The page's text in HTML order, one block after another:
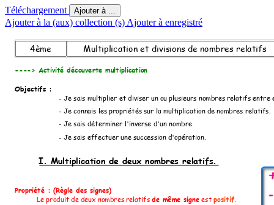
Téléchargement Ajouter à ...
Ajouter à la (aux) collection (s) Ajouter à enregistré
4ème Multiplication et divisions de nombres relatifs
----> Activité découverte multiplication
Objectifs :
- Je sais multiplier et diviser un ou plusieurs nombres relatifs entre
- Je connais les propriétés sur la multiplication de nombres relatifs.
- Je sais déterminer l'inverse d'un nombre.
- Je sais effectuer une succession d'opération.
I. Multiplication de deux nombres relatifs.
Propriété : (Règle des signes)
Le produit de deux nombres relatifs de même signe est positif.